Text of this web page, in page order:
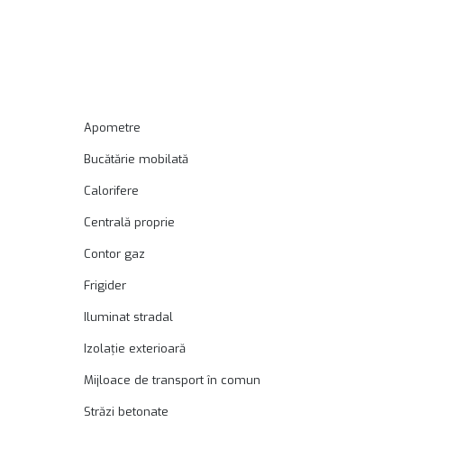
Apometre
Bucătărie mobilată
Calorifere
Centrală proprie
Contor gaz
Frigider
Iluminat stradal
Izolație exterioară
Mijloace de transport în comun
Străzi betonate